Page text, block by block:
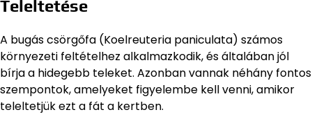
Teleltetése
A bugás csörgőfa (Koelreuteria paniculata) számos
környezeti feltételhez alkalmazkodik, és általában jól
bírja a hidegebb teleket. Azonban vannak néhány fontos
szempontok, amelyeket figyelembe kell venni, amikor
teleltetjük ezt a fát a kertben.